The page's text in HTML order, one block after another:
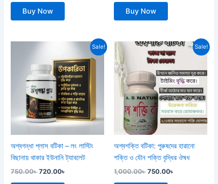
Buy Now Buy Now
Sale!
অশ্বগন্ধা প্লাস বটিকা – লং লাস্টিং
বিছানায় থাকার ইউনানি ট্যাবলেট
750.00৳
was:
750.00৳ .
720.00৳
is:
720.00৳ .
Sale!
অশ্বশক্তি বটিকা: পুরুষদের হারানো
শক্তি ও যৌন শক্তি বৃদ্ধির ঔষধ
1,000.00৳
Original
price
was:
1,000.00৳ .
750.00৳
Current
price
is:
750.00৳ .